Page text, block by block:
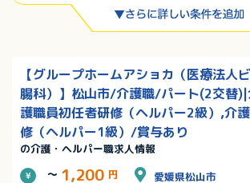
【グループホームアショカ（医療法人
腸科）】松山市/介護職/パート(2交替
護職員初任者研修（ヘルパー2級）,介
修（ヘルパー1級）/賞与あり
の介護・ヘルパー職求人情報
～ 1,200 円 愛媛県松山市